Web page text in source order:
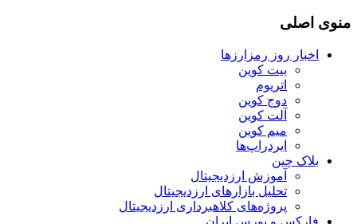
منوی اصلی
اخبار روز رمزارزها
بیت کوین
اتریوم
دوج کوین
آلت کوین
میم کوین‌
ایردراپ‌ها
بلاک چین
آموزش ارزدیجیتال
تحلیل بازارهای ارزدیجیتال
پروژه‌های کلاهبرداری ارزدیجیتال